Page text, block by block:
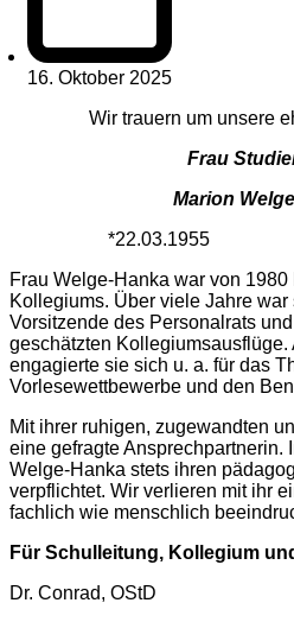
16. Oktober 2025
Wir trauern um unsere
Frau
Marion
*22.03.1955
Frau Welge-Hanka war von
Kollegiums. Über viele Jahre
Vorsitzende des Personalrats
geschätzten Kollegiumsausflüge.
engagierte sie sich u. a. für das
Vorlesewettbewerbe und den
Mit ihrer ruhigen, zugewandten
eine gefragte Ansprechpartnerin.
Welge-Hanka stets ihren
verpflichtet. Wir verlieren mit ihr
fachlich wie menschlich
Für Schulleitung, Kollegium
Dr. Conrad, OStD